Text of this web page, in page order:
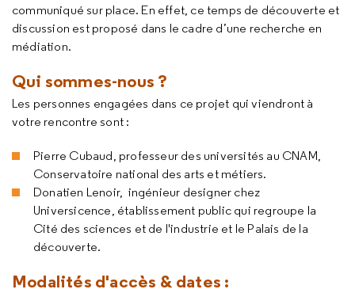
communiqué sur place. En effet, ce temps de découverte et
discussion est proposé dans le cadre d’une recherche en
médiation.
Qui sommes-nous ?
Les personnes engagées dans ce projet qui viendront à
votre rencontre sont :
Pierre Cubaud, professeur des universités au CNAM,
Conservatoire national des arts et métiers.
Donatien Lenoir, ingénieur designer chez
Universicence, établissement public qui regroupe la
Cité des sciences et de l'industrie et le Palais de la
découverte.
Modalités d'accès & dates :